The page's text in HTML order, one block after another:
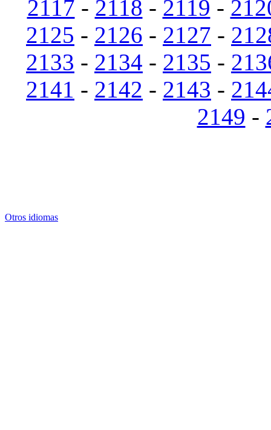
2117 - 2118 - 2119 -
2125 - 2126 - 2127 -
2133 - 2134 - 2135 -
2141 - 2142 - 2143 -
2149 -
Otros idiomas